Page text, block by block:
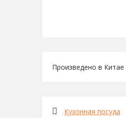
Произведено в Китае
Кухонная посуда